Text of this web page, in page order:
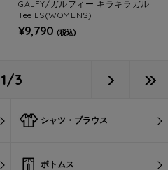
GALFY/ガルフィー キラキラガル
Tee LS(WOMENS)
¥9,790 (税込)
1/3
シャツ・ブラウス
ボトムス